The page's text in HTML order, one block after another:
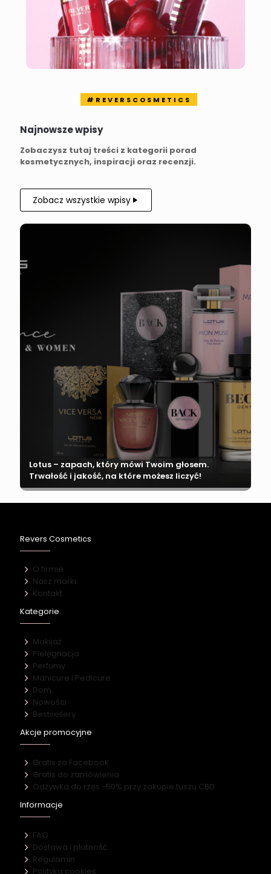
#REVERSCOSMETICS
Najnowsze wpisy
Zobaczysz tutaj treści z kategorii porad
kosmetycznych, inspiracji oraz recenzji.
Zobacz wszystkie wpisy
Lotus – zapach, który mówi Twoim głosem.
Trwałość i jakość, na które możesz liczyć!
Revers Cosmetics
O firmie
Nasz marki
Kontakt
Kategorie
Makijaż
Pielęgnacja
Perfumy
Manicure i Pedicure
Dom
Nowości
Bestsellery
Akcje promocyjne
Gratis za Facebook
Gratis do zamówienia
Odżywka do rzęs -50% przy zakupie tuszu CBD
Informacje
FAQ
Dostawa i płatność
Regulamin
Polityka cookies